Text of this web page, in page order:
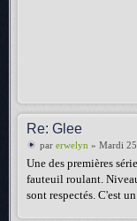
Re: Glee
par erwelyn » Mardi
Une des premières
fauteuil roulant.
sont respectés. C'est